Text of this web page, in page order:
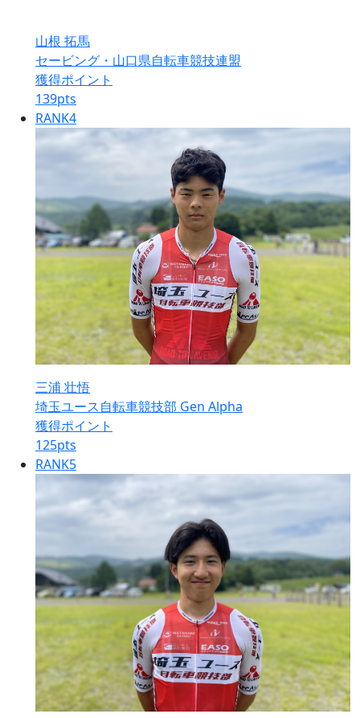
山根 拓馬
セービング・山口県自転車競技連盟
獲得ポイント
139pts
RANK4
三浦 壮悟
埼玉ユース自転車競技部 Gen Alpha
獲得ポイント
125pts
RANK5